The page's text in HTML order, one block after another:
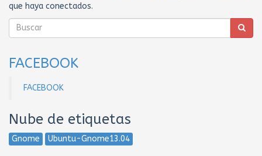
que haya conectados.
FACEBOOK
FACEBOOK
Nube de etiquetas
Gnome Ubuntu-Gnome13.04